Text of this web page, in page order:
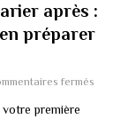
après :
préparer
fermés
première